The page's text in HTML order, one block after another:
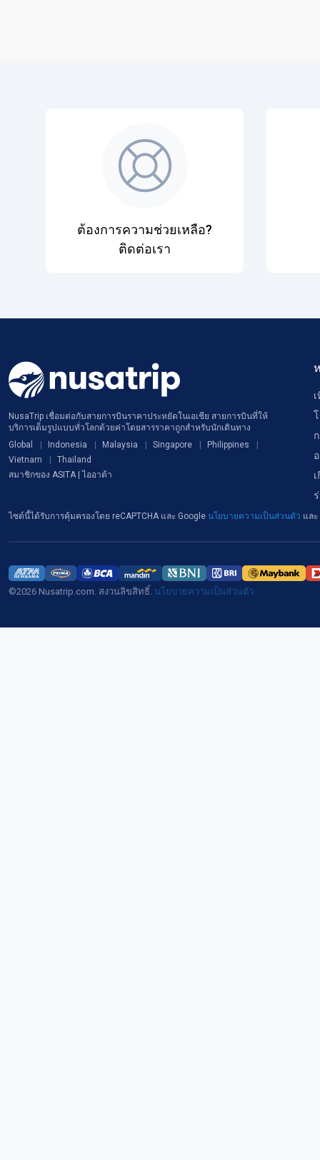
ต้องการความช่วยเหลือ?
ติดต่อเรา
NusaTrip เชื่อมต่อกับสายการบินราคาประหยัดในเอเชีย สายการบินที่ให้
บริการเต็มรูปแบบทั่วโลกด้วยค่าโดยสารราคาถูกสำหรับนักเดินทาง
Global
Indonesia Malaysia Singapore
Philippines
Vietnam
Thailand
สมาชิกของ ASITA | ไออาต้า
ไซต์นี้ได้รับการคุ้มครองโดย reCAPTCHA และ Google นโยบายความเป็นส่วนตัว และ
©2026 Nusatrip.com. สงวนลิขสิทธิ์. นโยบายความเป็นส่วนตัว